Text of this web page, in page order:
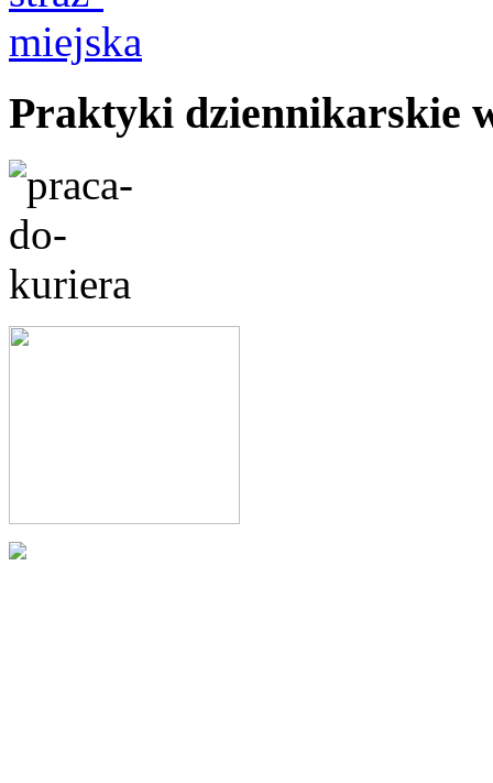
Praktyki dziennikarskie